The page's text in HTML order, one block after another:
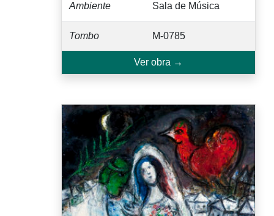
Ambiente Sala de Música
Tombo M-0785
Ver obra →